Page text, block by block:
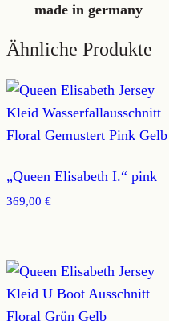
made in germany
Ähnliche Produkte
„Queen Elisabeth I.“ pink
369,00 €